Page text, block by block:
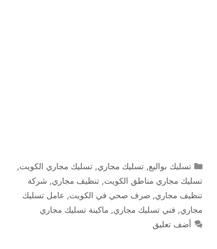
التصنيفات
تسليك بواليع,تسليك مجاري,تسليك مجاري الكويت,
تسليك مجاري مناطق الكويت, تنظيف مجاري, شركة
تنظيف مجاري, صرف صحي في الكويت, عامل تسليك
مجاري, فني تسليك مجاري, ماكينة تسليك مجاري
أضف تعليق